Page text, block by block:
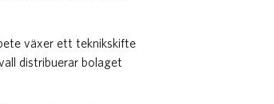
växer ett teknikskifte
distribuerar bolaget